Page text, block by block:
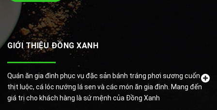
GIỚI THIỆU ĐỒNG XANH
Quán ăn gia đình phục vụ đặc sản bánh tráng phơi sương cuốn
thịt luộc, cá lóc nướng lá sen và các món ăn gia đình. Mang đến
giá trị cho khách hàng là sứ mệnh của Đồng Xanh